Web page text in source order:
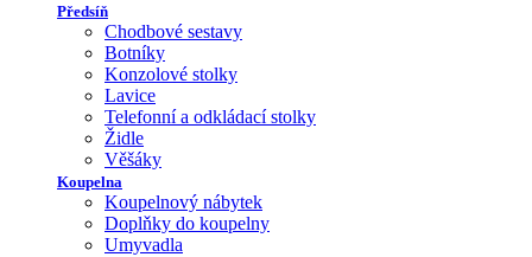
Předsíň
Chodbové sestavy
Botníky
Konzolové stolky
Lavice
Telefonní a odkládací stolky
Židle
Věšáky
Koupelna
Koupelnový nábytek
Doplňky do koupelny
Umyvadla